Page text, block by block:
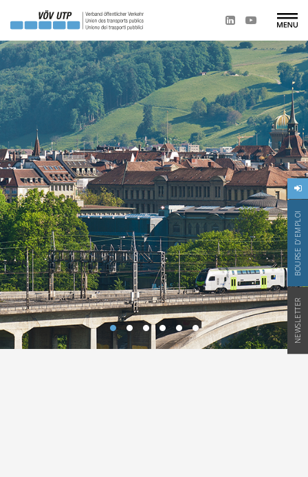
BOURSE D'EMPLOI
NEWSLETTER